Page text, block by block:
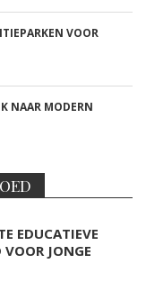
VOOR
NAAR MODERN
EDUCATIEVE
VOOR JONGE